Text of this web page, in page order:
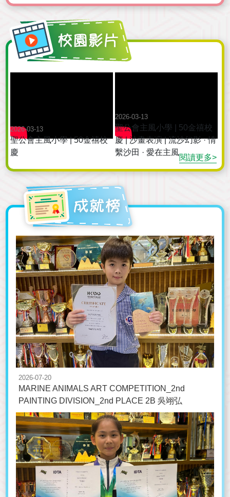
2026-07-20
MARINE ANIMALS ART COMPETITION_2nd
PAINTING DIVISION_2nd PLACE 2B 吳翊弘
2026-03-13
聖公會主風小學 | 50金禧校
慶
2026-03-13
聖公會主風小學 | 50金禧校
慶 | 沙畫表演 | 流沙幻影 · 情
繫沙田 · 愛在主風
閱讀更多>